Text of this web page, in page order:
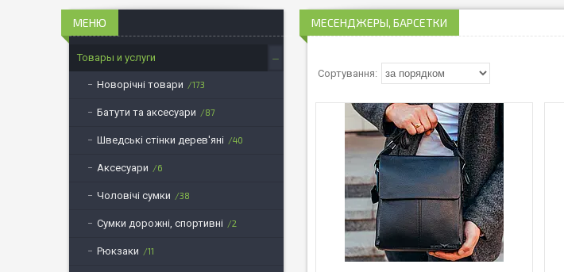
МЕСЕНДЖЕРЫ, БАРСЕТКИ
Товары и услуги
Новорічні товари 173
Батути та аксесуари 87
Шведські стінки дерев'яні 40
Аксесуари 6
Чоловічі сумки 38
Сумки дорожні, спортивні 2
Рюкзаки 11